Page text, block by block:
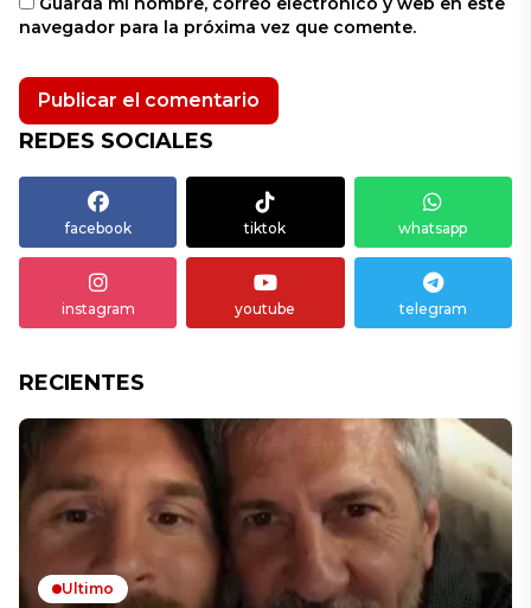
navegador para la próxima vez que comente.
REDES SOCIALES
facebook tiktok whatsapp
instagram youtube telegram
RECIENTES
Ultimo